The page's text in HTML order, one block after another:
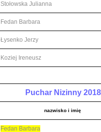
Stołowska Julianna
Fedan Barbara
Łysenko Jerzy
Koziej Ireneusz
Puchar Nizinny 2018
nazwisko i imię
Fedan Barbara